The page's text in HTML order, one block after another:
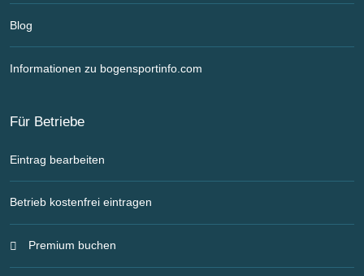
Blog
Informationen zu bogensportinfo.com
Für Betriebe
Eintrag bearbeiten
Betrieb kostenfrei eintragen
Premium buchen